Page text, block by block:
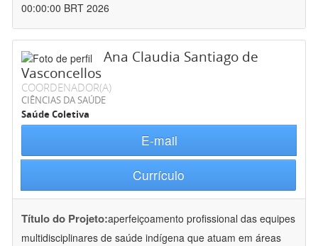
00:00:00 BRT 2026
Ana Claudia Santiago de
Vasconcellos
COORDENADOR(A)
CIÊNCIAS DA SAÚDE
Saúde Coletiva
E-mail
Currículo
Título do Projeto:aperfeiçoamento profissional das equipes
multidisciplinares de saúde indígena que atuam em áreas